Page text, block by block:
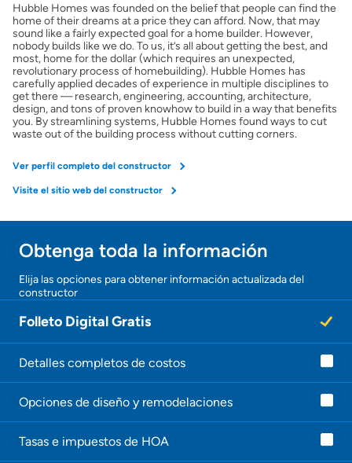
Hubble Homes was founded on the belief that people can find the
home of their dreams at a price they can afford. Now, that may
sound like a fairly expected goal for a home builder. However,
nobody builds like we do. To us, it’s all about getting the best, and
most, home for the dollar (which requires an unexpected,
revolutionary process of homebuilding). Hubble Homes has
carefully applied decades of experience in multiple disciplines to
get there — research, engineering, accounting, architecture,
design, and tons of proven knowhow to build in a way that benefits
you. By streamlining systems, Hubble Homes found ways to cut
waste out of the building process without cutting corners.
Ver perfil completo del constructor
Visite el sitio web del constructor
Obtenga toda la información
Elija las opciones para obtener información actualizada del
constructor
Folleto Digital Gratis
Detalles completos de costos
Opciones de diseño y remodelaciones
Tasas e impuestos de HOA